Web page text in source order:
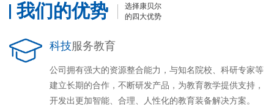
我们的优势
选择康贝尔
的四大优势
科技服务教育
公司拥有强大的资源整合能力，与知名院校、科研专家等
建立长期的合作，不断研发产品，为教育教学提供支持，
开发出更加智能、合理、人性化的教育装备解决方案。